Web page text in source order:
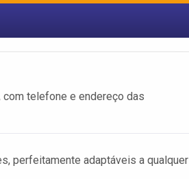
com telefone e endereço das
perfeitamente adaptáveis a qualquer